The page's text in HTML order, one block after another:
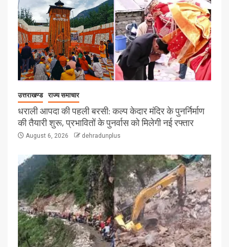
उत्तराखण्ड राज्य समाचार
धराली आपदा की पहली बरसी: कल्प केदार मंदिर के पुनर्निर्माण
की तैयारी शुरू, प्रभावितों के पुनर्वास को मिलेगी नई रफ्तार
August 6, 2026 dehradunplus